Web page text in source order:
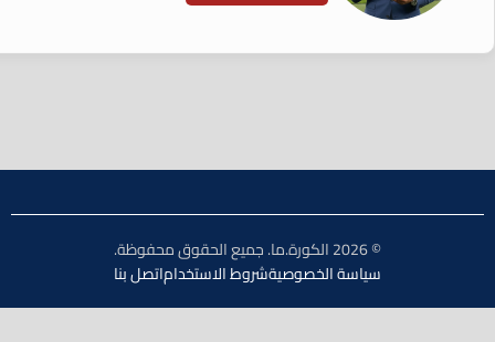
سياسة الخصوصيةشروط الاستخداماتصل بنا